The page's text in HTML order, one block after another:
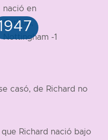
casó, de Richard no
Richard nació bajo